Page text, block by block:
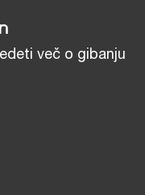
več o gibanju